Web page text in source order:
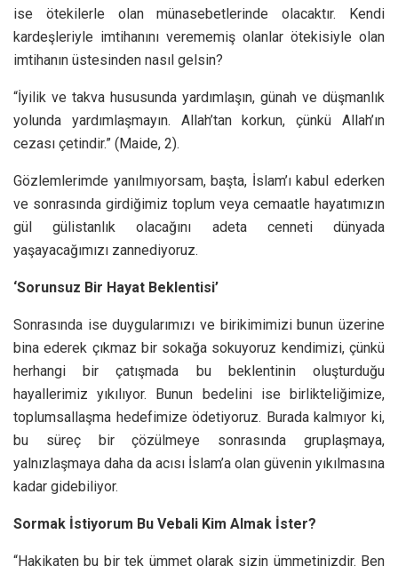
ise ötekilerle olan münasebetlerinde olacaktır. Kendi
kardeşleriyle imtihanını verememiş olanlar ötekisiyle olan
imtihanın üstesinden nasıl gelsin?
“İyilik ve takva hususunda yardımlaşın, günah ve düşmanlık
yolunda yardımlaşmayın. Allah’tan korkun, çünkü Allah’ın
cezası çetindir.” (Maide, 2).
Gözlemlerimde yanılmıyorsam, başta, İslam’ı kabul ederken
ve sonrasında girdiğimiz toplum veya cemaatle hayatımızın
gül gülistanlık olacağını adeta cenneti dünyada
yaşayacağımızı zannediyoruz.
‘Sorunsuz Bir Hayat Beklentisi’
Sonrasında ise duygularımızı ve birikimimizi bunun üzerine
bina ederek çıkmaz bir sokağa sokuyoruz kendimizi, çünkü
herhangi bir çatışmada bu beklentinin oluşturduğu
hayallerimiz yıkılıyor. Bunun bedelini ise birlikteliğimize,
toplumsallaşma hedefimize ödetiyoruz. Burada kalmıyor ki,
bu süreç bir çözülmeye sonrasında gruplaşmaya,
yalnızlaşmaya daha da acısı İslam’a olan güvenin yıkılmasına
kadar gidebiliyor.
Sormak İstiyorum Bu Vebali Kim Almak İster?
“Hakikaten bu bir tek ümmet olarak sizin ümmetinizdir. Ben